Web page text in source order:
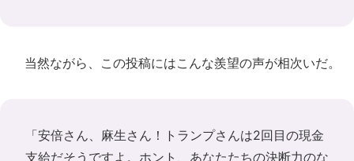
当然ながら、この投稿にはこんな羨望の声が相次いだ。
「安倍さん、麻生さん！トランプさんは2回目の現金
支給だそうですよ。ホント、あなたたちの決断力のな